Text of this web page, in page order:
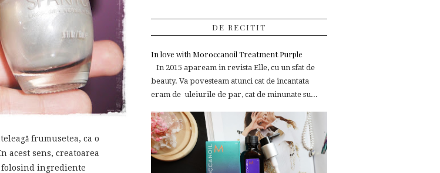
frumusetea, ca o
sens, creatoarea
ingrediente
DE RECITIT
In love with Moroccanoil Treatment Purple
In 2015 apaream in revista Elle, cu un sfat de
beauty. Va povesteam atunci cat de incantata
eram de uleiurile de par, cat de minunate su...